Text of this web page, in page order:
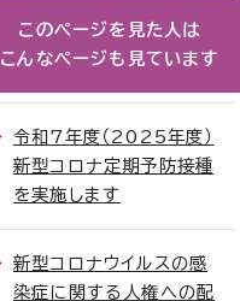
このページを見た人は
こんなページも見ています
令和7年度（2025年度）
新型コロナ定期予防接種
を実施します
新型コロナウイルスの感
染症に関する人権への配